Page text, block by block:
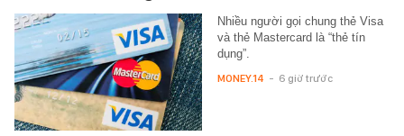
Nhiều người gọi chung thẻ Visa
và thẻ Mastercard là “thẻ tín
dụng”.
MONEY.14 - 6 giờ trước